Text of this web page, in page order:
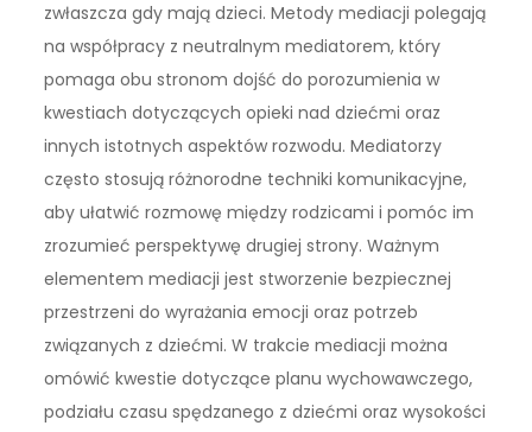
zwłaszcza gdy mają dzieci. Metody mediacji polegają
na współpracy z neutralnym mediatorem, który
pomaga obu stronom dojść do porozumienia w
kwestiach dotyczących opieki nad dziećmi oraz
innych istotnych aspektów rozwodu. Mediatorzy
często stosują różnorodne techniki komunikacyjne,
aby ułatwić rozmowę między rodzicami i pomóc im
zrozumieć perspektywę drugiej strony. Ważnym
elementem mediacji jest stworzenie bezpiecznej
przestrzeni do wyrażania emocji oraz potrzeb
związanych z dziećmi. W trakcie mediacji można
omówić kwestie dotyczące planu wychowawczego,
podziału czasu spędzanego z dziećmi oraz wysokości